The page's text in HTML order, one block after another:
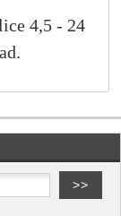
4,5 - 24